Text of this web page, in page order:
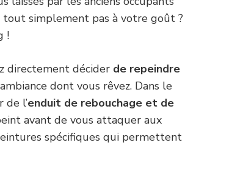
simplement pas à votre goût ?
!
directement décider de repeindre
dont vous rêvez. Dans le
l’enduit de rebouchage et de
avant de vous attaquer aux
spécifiques qui permettent